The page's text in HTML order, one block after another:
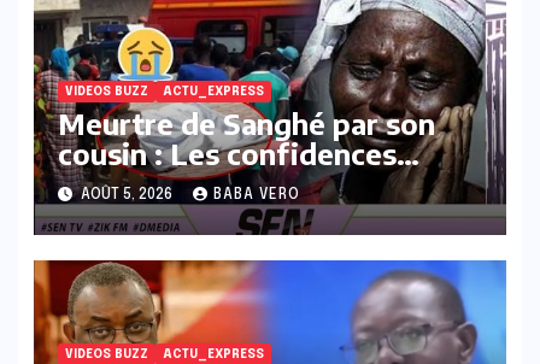
VIDEOS BUZZ ACTU_EXPRESS
Meurtre de Sanghé par son
cousin : Les confidences
poignantes et explosives du
père
AOÛT 5, 2026 BABA VERO
VIDEOS BUZZ ACTU_EXPRESS